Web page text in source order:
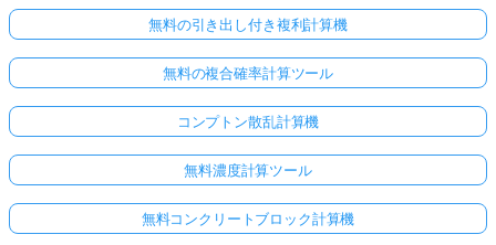
無料の引き出し付き複利計算機
無料の複合確率計算ツール
コンプトン散乱計算機
無料濃度計算ツール
無料コンクリートブロック計算機